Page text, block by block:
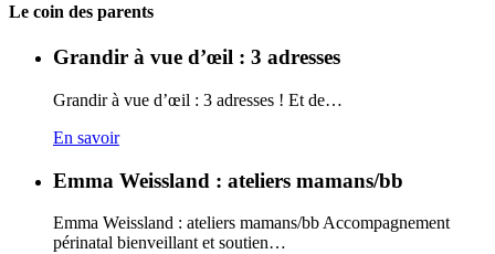
Carto
Le coin des parents
Grandir à vue d’œil : 3 adresses
Grandir à vue d’œil : 3 adresses ! Et de…
En savoir
Emma Weissland : ateliers mamans/bb
Emma Weissland : ateliers mamans/bb Accompagnement
périnatal bienveillant et soutien…